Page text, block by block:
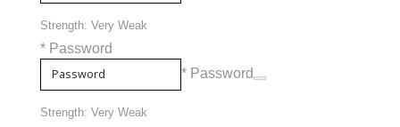
Strength: Very Weak
* Password
* Password
Strength: Very Weak